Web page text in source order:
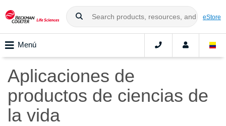
eStore
Menú
Aplicaciones de
productos de ciencias de
la vida